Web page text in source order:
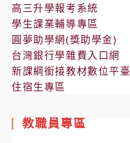
高三升學報考系統
學生課業輔導專區
圓夢助學網(獎助學金)
台灣銀行學雜費入口網
新課綱銜接教材數位平臺
住宿生專區
教職員專區